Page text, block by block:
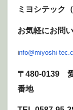
ミヨシテック
お気軽にお問
info@miyoshi-
〒480-0139
番地